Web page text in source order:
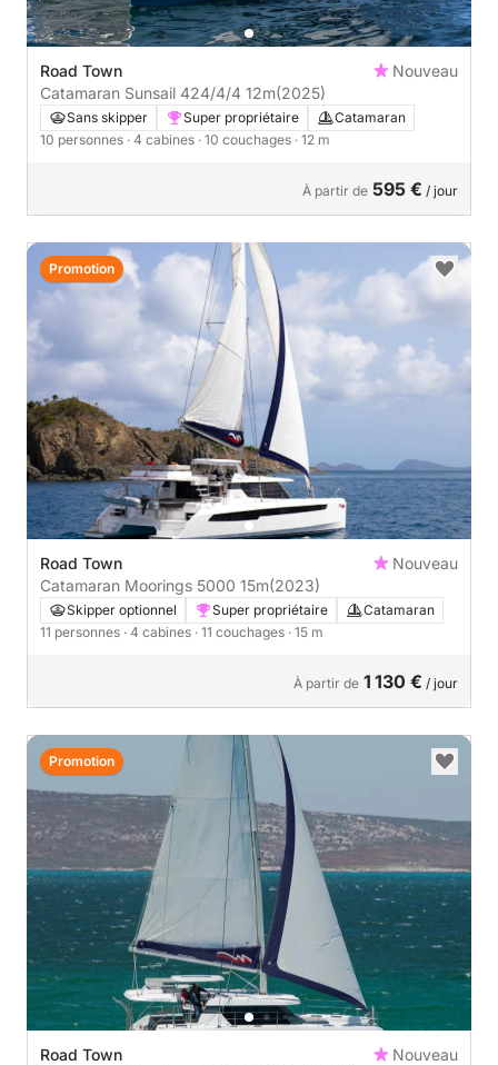
Road Town
Nouveau
Catamaran Sunsail 424/4/4 12m(2025)
Sans skipper Super propriétaire
Catamaran
10 personnes · 4 cabines · 10 couchages · 12 m
À partir de 595 € / jour
Road Town
Nouveau
Catamaran Moorings 5000 15m(2023)
Skipper optionnel Super propriétaire
Catamaran
11 personnes · 4 cabines · 11 couchages · 15 m
À partir de 1 130 € / jour
Promotion
Road Town
Nouveau
Promotion